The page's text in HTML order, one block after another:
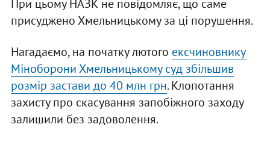
При цьому НАЗК не повідомляє, що саме
присуджено Хмельницькому за ці порушення.
Нагадаємо, на початку лютого ексчиновнику
Міноборони Хмельницькому суд збільшив
розмір застави до 40 млн грн. Клопотання
захисту про скасування запобіжного заходу
залишили без задоволення.